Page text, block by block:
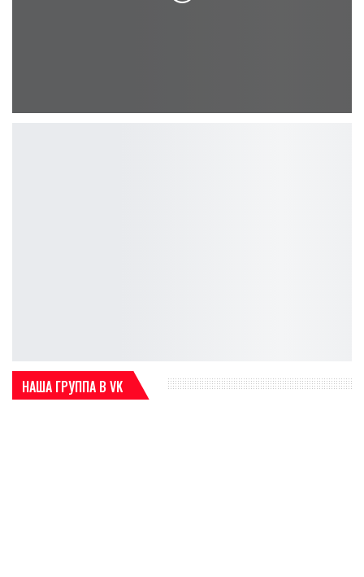
НАША ГРУППА В VK